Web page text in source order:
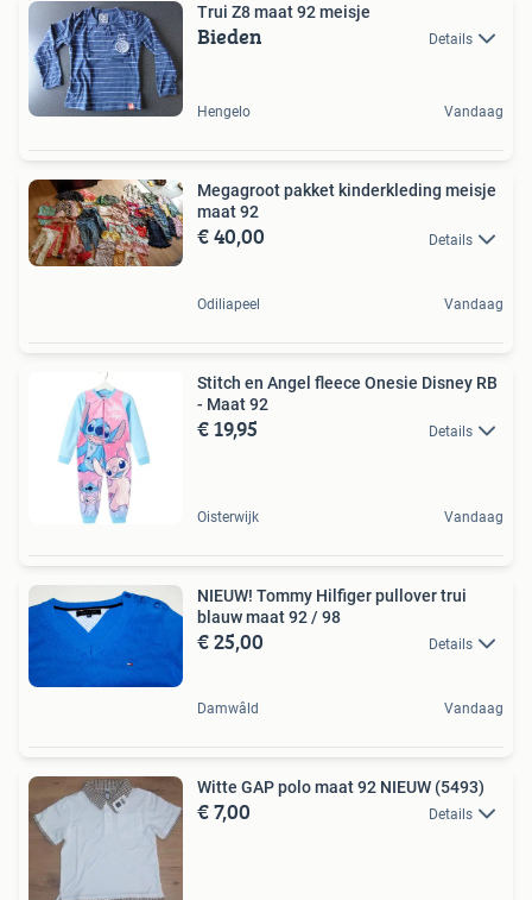
Trui Z8 maat 92 meisje
Bieden Details
Hengelo Vandaag
Megagroot pakket kinderkleding meisje
maat 92
€ 40,00 Details
Odiliapeel Vandaag
Stitch en Angel fleece Onesie Disney RB
- Maat 92
€ 19,95 Details
Oisterwijk Vandaag
NIEUW! Tommy Hilfiger pullover trui
blauw maat 92 / 98
€ 25,00 Details
Damwâld Vandaag
Witte GAP polo maat 92 NIEUW (5493)
€ 7,00 Details